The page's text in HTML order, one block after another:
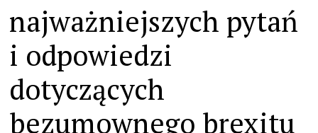
najważniejszych pytań
i odpowiedzi
dotyczących
bezumownego brexitu